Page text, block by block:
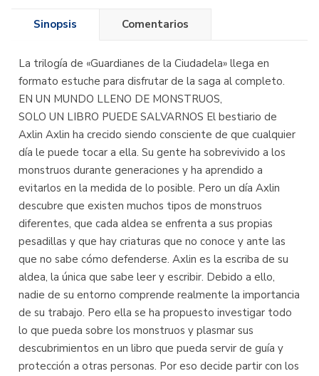
Sinopsis Comentarios
La trilogía de «Guardianes de la Ciudadela» llega en
formato estuche para disfrutar de la saga al completo.
EN UN MUNDO LLENO DE MONSTRUOS,
SOLO UN LIBRO PUEDE SALVARNOS El bestiario de
Axlin Axlin ha crecido siendo consciente de que cualquier
día le puede tocar a ella. Su gente ha sobrevivido a los
monstruos durante generaciones y ha aprendido a
evitarlos en la medida de lo posible. Pero un día Axlin
descubre que existen muchos tipos de monstruos
diferentes, que cada aldea se enfrenta a sus propias
pesadillas y que hay criaturas que no conoce y ante las
que no sabe cómo defenderse. Axlin es la escriba de su
aldea, la única que sabe leer y escribir. Debido a ello,
nadie de su entorno comprende realmente la importancia
de su trabajo. Pero ella se ha propuesto investigar todo
lo que pueda sobre los monstruos y plasmar sus
descubrimientos en un libro que pueda servir de guía y
protección a otras personas. Por eso decide partir con los